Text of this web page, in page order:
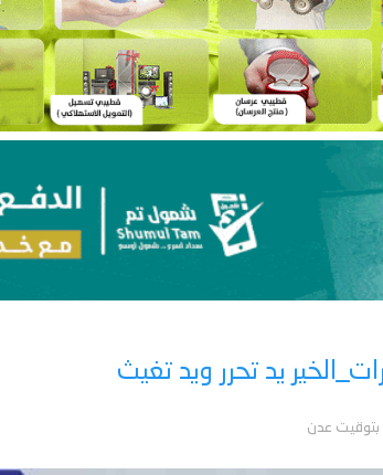
يد تحرر ويد تغيث